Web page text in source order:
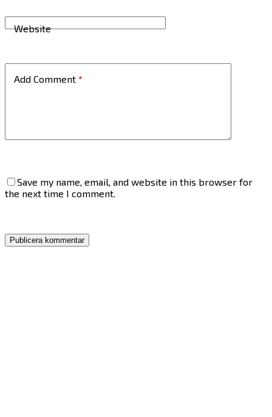
Website
Add Comment *
Save my name, email, and website in this browser for
the next time I comment.
Publicera kommentar